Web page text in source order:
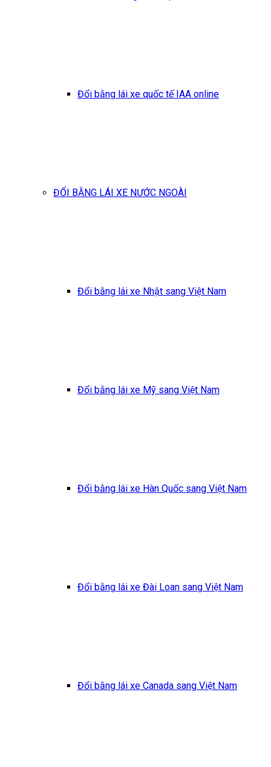
Đổi bằng lái xe quốc tế IAA online
ĐỔI BẰNG LÁI XE NƯỚC NGOÀI
Đổi bằng lái xe Nhật sang Việt Nam
Đổi bằng lái xe Mỹ sang Việt Nam
Đổi bằng lái xe Hàn Quốc sang Việt Nam
Đổi bằng lái xe Đài Loan sang Việt Nam
Đổi bằng lái xe Canada sang Việt Nam